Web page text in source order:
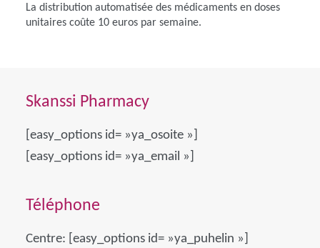
La distribution automatisée des médicaments en doses
unitaires coûte 10 euros par semaine.
Skanssi Pharmacy
[easy_options id= »ya_osoite »]
[easy_options id= »ya_email »]
Téléphone
Centre: [easy_options id= »ya_puhelin »]